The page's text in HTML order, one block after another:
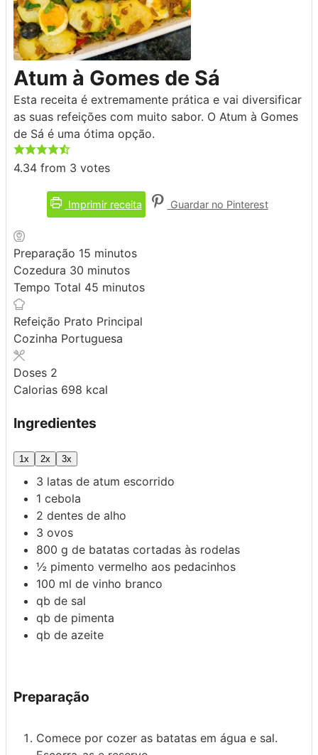
Atum à Gomes de Sá
Esta receita é extremamente prática e vai diversificar
as suas refeições com muito sabor. O Atum à Gomes
de Sá é uma ótima opção.
4.34 from 3 votes
Imprimir receita Guardar no Pinterest
Preparação 15 minutos
minutos
Cozedura 30 minutos
minutos
Tempo Total 45 minutos
minutos
Refeição Prato Principal
Cozinha Portuguesa
Doses 2
Calorias 698 kcal
Ingredientes
1x 2x 3x
3 latas de atum escorrido
1 cebola
2 dentes de alho
3 ovos
800 g de batatas cortadas às rodelas
½ pimento vermelho aos pedacinhos
100 ml de vinho branco
qb de sal
qb de pimenta
qb de azeite
Preparação
Comece por cozer as batatas em água e sal.